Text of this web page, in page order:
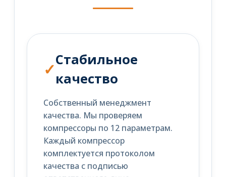
Стабильное
качество
Собственный менеджмент
качества. Мы проверяем
компрессоры по 12 параметрам.
Каждый компрессор
комплектуется протоколом
качества с подписью